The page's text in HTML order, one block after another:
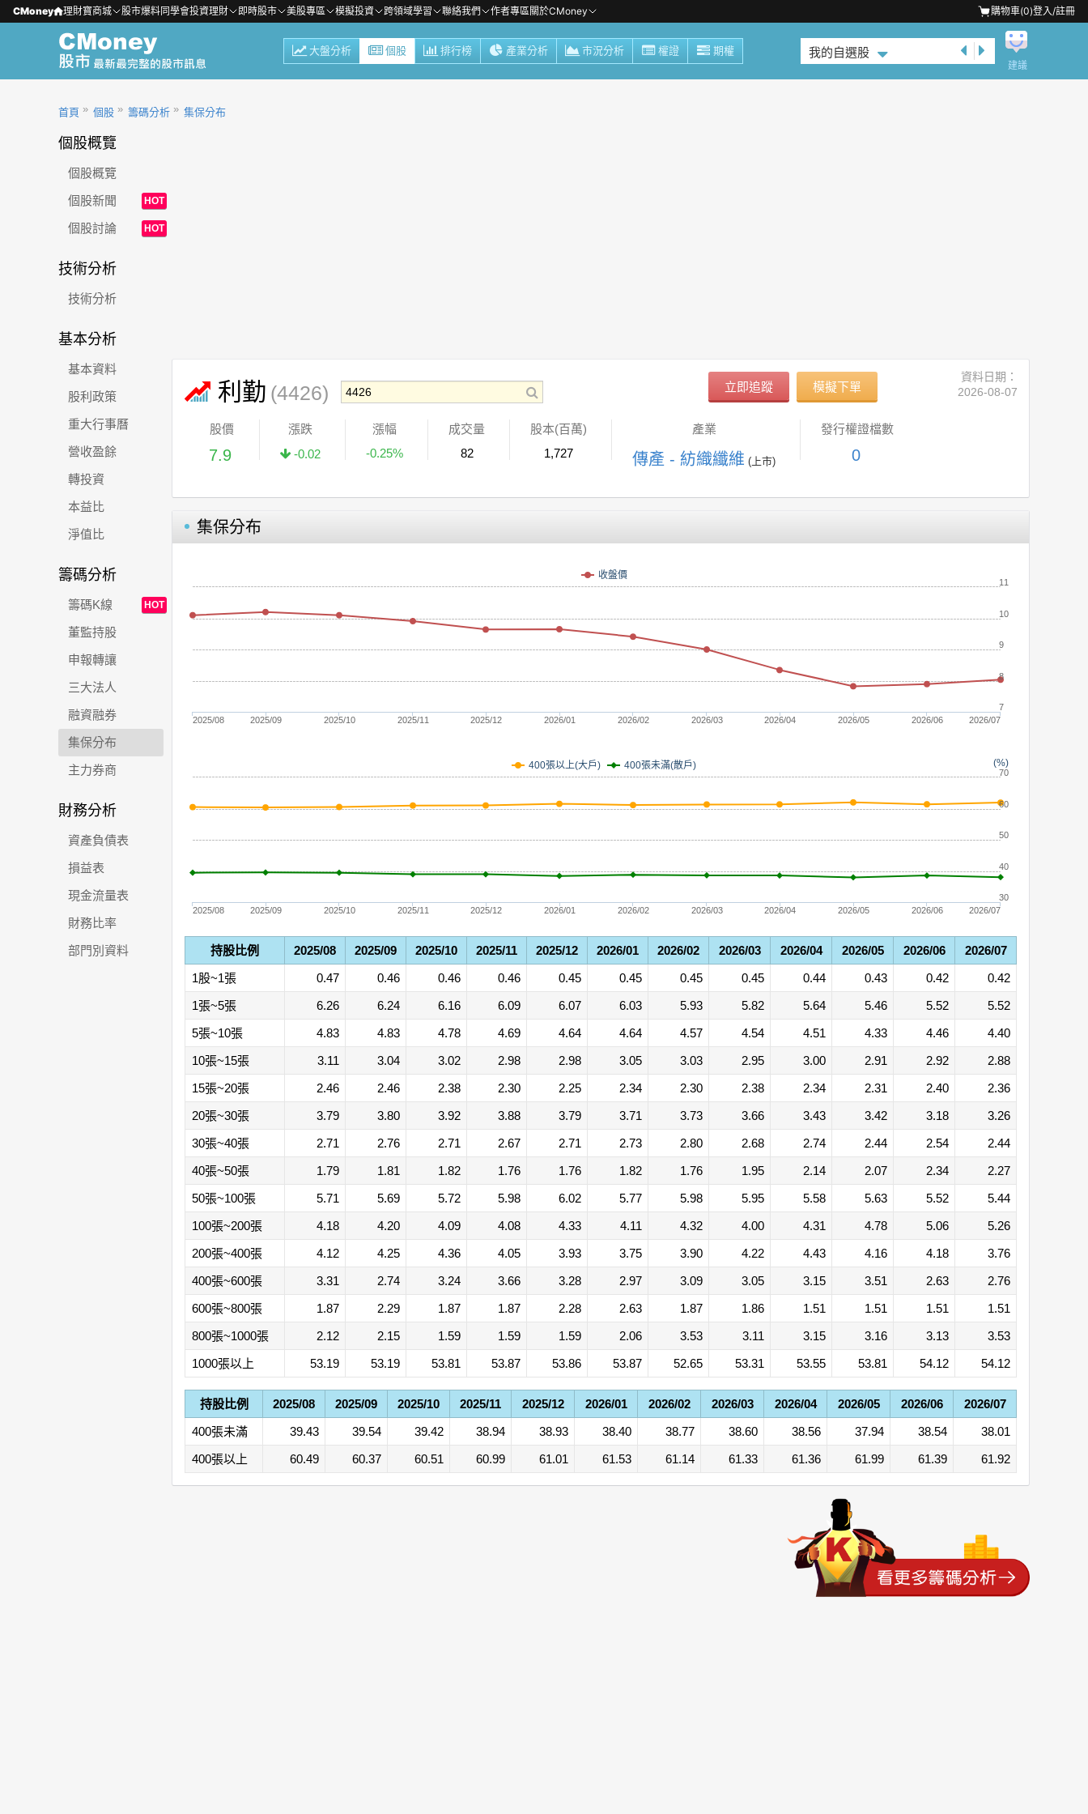
CMoney 理財寶商城 股市爆料同學會投資理財 即時股市 美股專區 模擬投資 跨領域學習 聯絡我們 作者專區關於CMoney 購物車(0)登入/註冊
大盤分析 個股 排行榜 產業分析 市況分析 權證 期權 我的自選股
建議
首頁 個股 籌碼分析 集保分布
個股概覽
個股概覽
個股新聞
HOT
個股討論 HOT
技術分析
技術分析
基本分析
基本資料
股利政策
重大行事曆
營收盈餘
轉投資
本益比
淨值比
籌碼分析
籌碼K線 HOT
董監持股
申報轉讓
三大法人
融資融券
集保分布
主力券商
財務分析
資產負債表
損益表
現金流量表
財務比率
部門別資料
利勤 (4426) 立即追蹤 模擬下單
資料日期：
2026-08-07
股價
7.9
漲跌
-0.02
漲幅
-0.25%
成交量
82
股本(百萬)
1,727
產業
傳產 - 紡織纖維 (上市)
發行權證檔數
0
集保分布
收盤價
2025/08 2025/09 2025/10 2025/11 2025/12 2026/01 2026/02 2026/03 2026/04 2026/05 2026/06 2026/07
7
8
9
10
11
(%)
400張以上(大戶) 400張未滿(散戶)
2025/08 2025/09 2025/10 2025/11 2025/12 2026/01 2026/02 2026/03 2026/04 2026/05 2026/06 2026/07
30
40
50
60
70
持股比例 2025/08 2025/09 2025/10 2025/11 2025/12 2026/01 2026/02 2026/03 2026/04 2026/05 2026/06
2026/07
1股~1張
0.47 0.46 0.46 0.46 0.45 0.45 0.45 0.45 0.44 0.43 0.42
0.42
1張~5張
6.26 6.24 6.16 6.09 6.07 6.03 5.93 5.82 5.64 5.46 5.52
5.52
5張~10張
4.83 4.83 4.78 4.69 4.64 4.64 4.57 4.54 4.51 4.33 4.46
4.40
10張~15張
3.11 3.04 3.02 2.98 2.98 3.05 3.03 2.95 3.00 2.91 2.92
2.88
15張~20張
2.46 2.46 2.38 2.30 2.25 2.34 2.30 2.38 2.34 2.31 2.40
2.36
20張~30張
3.79 3.80 3.92 3.88 3.79 3.71 3.73 3.66 3.43 3.42 3.18
3.26
30張~40張
2.71 2.76 2.71 2.67 2.71 2.73 2.80 2.68 2.74 2.44 2.54
2.44
40張~50張
1.79 1.81 1.82 1.76 1.76 1.82 1.76 1.95 2.14 2.07 2.34
2.27
50張~100張
5.71 5.69 5.72 5.98 6.02 5.77 5.98 5.95 5.58 5.63 5.52
5.44
100張~200張
4.18 4.20 4.09 4.08 4.33 4.11 4.32 4.00 4.31 4.78 5.06
5.26
200張~400張
4.12 4.25 4.36 4.05 3.93 3.75 3.90 4.22 4.43 4.16 4.18
3.76
400張~600張
3.31 2.74 3.24 3.66 3.28 2.97 3.09 3.05 3.15 3.51 2.63
2.76
600張~800張
1.87 2.29 1.87 1.87 2.28 2.63 1.87 1.86 1.51 1.51 1.51
1.51
800張~1000張
2.12 2.15 1.59 1.59 1.59 2.06 3.53 3.11 3.15 3.16 3.13
3.53
1000張以上
53.19 53.19 53.81 53.87 53.86 53.87 52.65 53.31 53.55 53.81 54.12 54.12
持股比例 2025/08 2025/09 2025/10 2025/11 2025/12 2026/01 2026/02 2026/03 2026/04 2026/05 2026/06
2026/07
400張未滿
39.43 39.54 39.42 38.94 38.93 38.40 38.77 38.60 38.56 37.94 38.54
38.01
400張以上
60.49 60.37 60.51 60.99 61.01 61.53 61.14 61.33 61.36 61.99 61.39 61.92